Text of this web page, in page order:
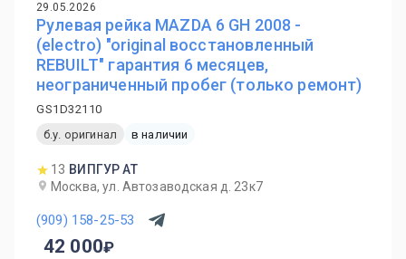
29.05.2026
Рулевая рейка MAZDA 6 GH 2008 -
(electro) "original восстановленный
REBUILT" гарантия 6 месяцев,
неограниченный пробег (только ремонт)
GS1D32110
б.у. оригинал
в наличии
13 ВИПГУР АТ
Москва, ул. Автозаводская д. 23к7
(909) 158-25-53
42 000